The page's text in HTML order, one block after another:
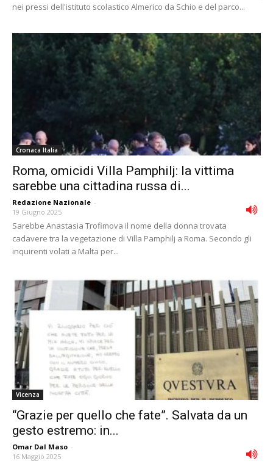
nei pressi dell'istituto scolastico Almerico da Schio e del parco...
Cronaca Italia
Roma, omicidi Villa Pamphilj: la vittima
sarebbe una cittadina russa di...
Redazione Nazionale -
19 Giugno 2025
Sarebbe Anastasia Trofimova il nome della donna trovata
cadavere tra la vegetazione di Villa Pamphilj a Roma. Secondo gli
inquirenti volati a Malta per...
Vicenza
“Grazie per quello che fate”. Salvata da un
gesto estremo: in...
Omar Dal Maso -
16 Maggio 2025